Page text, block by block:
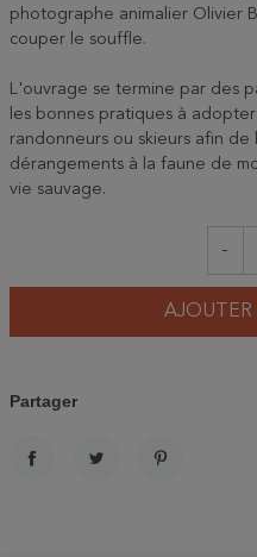
photographe animalier Olivier
couper le souffle.
L'ouvrage se termine par des
les bonnes pratiques à
randonneurs ou skieurs afin de
dérangements à la faune de
vie sauvage.
-
AJOUTER
Partager